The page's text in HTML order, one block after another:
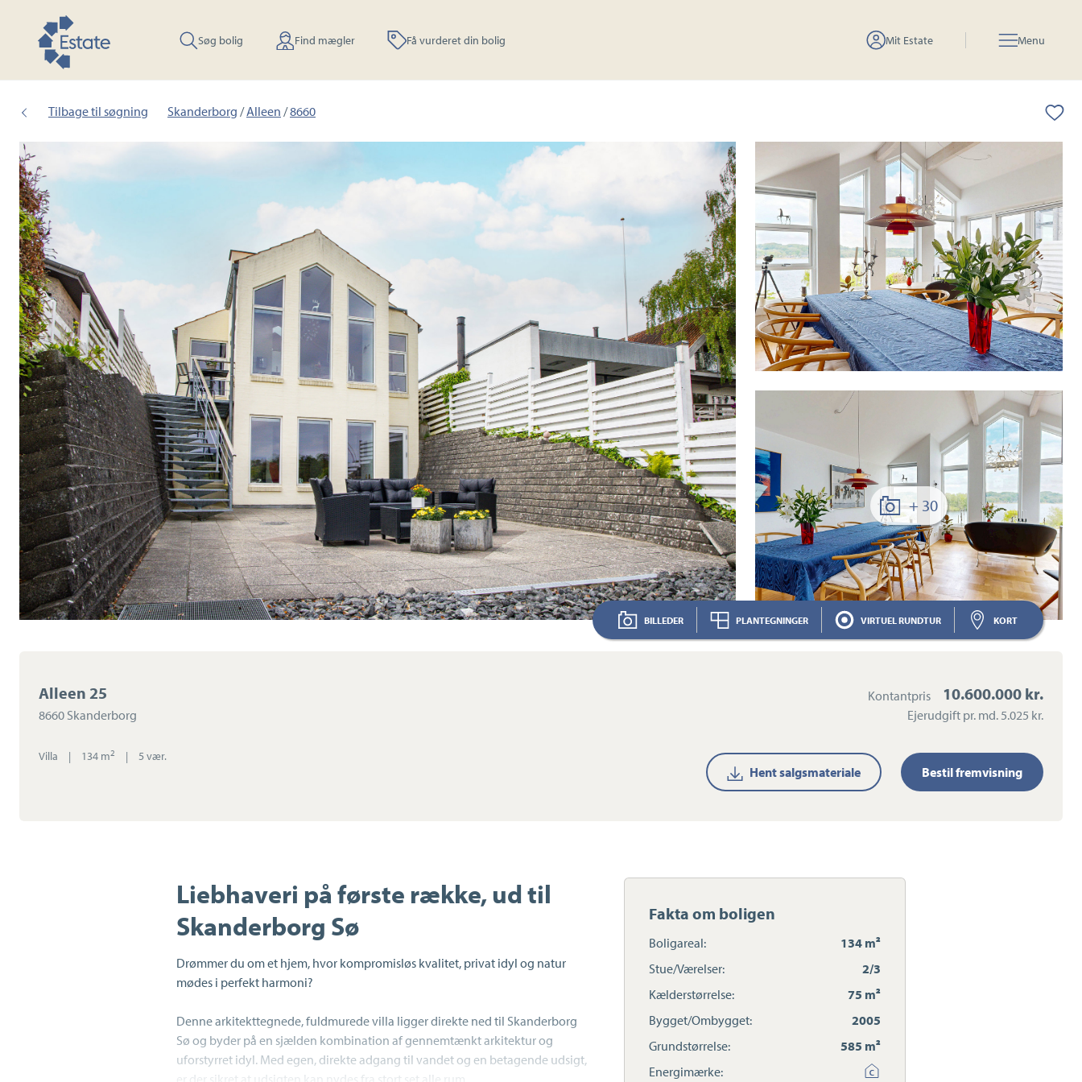
Søg bolig Find mægler Få vurderet din bolig Mit Estate Menu
Tilbage til søgning Skanderborg /Alleen /8660
+ 30
BILLEDER PLANTEGNINGER VIRTUEL RUNDTUR KORT
Alleen 25
8660 Skanderborg
Villa | 134 m2 | 5 vær.
Kontantpris 10.600.000 kr.
Ejerudgift pr. md. 5.025 kr.
Hent salgsmateriale Bestil fremvisning
Liebhaveri på første række, ud til
Skanderborg Sø
Drømmer du om et hjem, hvor kompromisløs kvalitet, privat idyl og natur
mødes i perfekt harmoni?
Denne arkitekttegnede, fuldmurede villa ligger direkte ned til Skanderborg
Sø og byder på en sjælden kombination af gennemtænkt arkitektur og
uforstyrret idyl. Med egen, direkte adgang til vandet og en betagende udsigt,
Fakta om boligen
Boligareal:
134 m²
Stue/Værelser:
2/3
Kælderstørrelse:
75 m²
Bygget/Ombygget:
2005
Grundstørrelse:
585 m²
Energimærke: